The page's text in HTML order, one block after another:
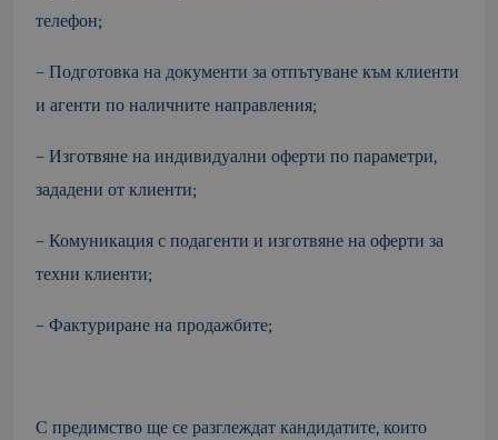
телефон;
– Подготовка на документи за отпътуване към клиенти
и агенти по наличните направления;
– Изготвяне на индивидуални оферти по параметри,
зададени от клиенти;
– Комуникация с подагенти и изготвяне на оферти за
техни клиенти;
– Фактуриране на продажбите;
С предимство ще се разглеждат кандидатите, които